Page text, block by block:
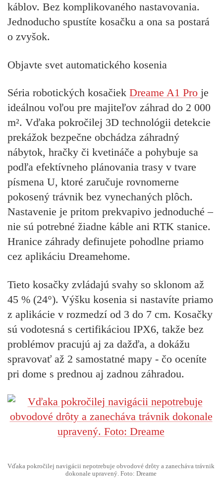
káblov. Bez komplikovaného nastavovania.
Jednoducho spustíte kosačku a ona sa postará
o zvyšok.
Objavte svet automatického kosenia
Séria robotických kosačiek Dreame A1 Pro je
ideálnou voľou pre majiteľov záhrad do 2 000
m². Vďaka pokročilej 3D technológii detekcie
prekážok bezpečne obchádza záhradný
nábytok, hračky či kvetináče a pohybuje sa
podľa efektívneho plánovania trasy v tvare
písmena U, ktoré zaručuje rovnomerne
pokosený trávnik bez vynechaných plôch.
Nastavenie je pritom prekvapivo jednoduché –
nie sú potrebné žiadne káble ani RTK stanice.
Hranice záhrady definujete pohodlne priamo
cez aplikáciu Dreamehome.
Tieto kosačky zvládajú svahy so sklonom až
45 % (24°). Výšku kosenia si nastavíte priamo
z aplikácie v rozmedzí od 3 do 7 cm. Kosačky
sú vodotesná s certifikáciou IPX6, takže bez
problémov pracujú aj za dažďa, a dokážu
spravovať až 2 samostatné mapy - čo oceníte
pri dome s prednou aj zadnou záhradou.
Vďaka pokročilej navigácii nepotrebuje obvodové drôty a zanecháva trávnik
dokonale upravený. Foto: Dreame